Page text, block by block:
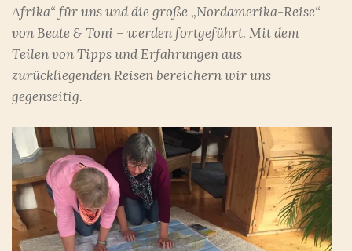
Afrika“ für uns und die große „Nordamerika-Reise“
von Beate & Toni – werden fortgeführt. Mit dem
Teilen von Tipps und Erfahrungen aus
zurückliegenden Reisen bereichern wir uns
gegenseitig.